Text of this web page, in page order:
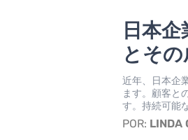
日本
とそ
近年、日本企
ます。顧客と
す。持続可能
POR: LINDA